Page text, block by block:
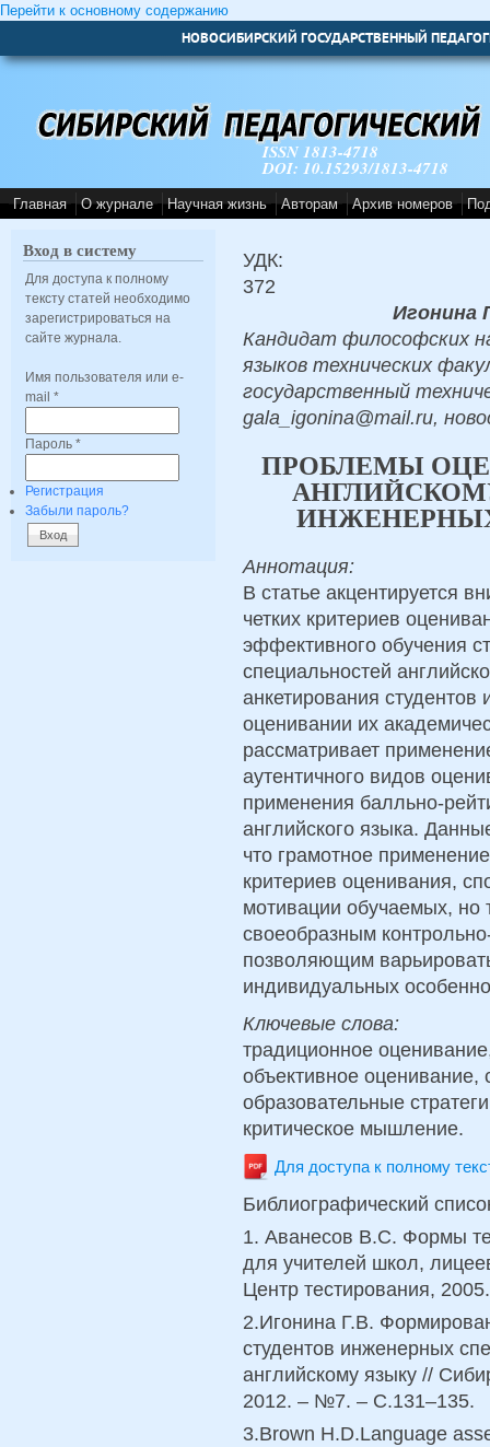
Перейти к основному содержанию
НОВОСИБИРСКИЙ ГОСУДАРСТВЕННЫЙ
ISSN 1813-4718
DOI: 10.15293/1813-4718
Главная О журнале Научная жизнь Авторам Архив номеров
Вход в систему
Для доступа к полному
тексту статей необходимо
зарегистрироваться на
сайте журнала.
Имя пользователя или e-
mail *
Пароль *
Регистрация
Забыли пароль?
УДК:
372
Игонина
Кандидат философских
языков технических
государственный
gala_igonina@mail.ru,
ПРОБЛЕМЫ
Аннотация:
В статье акцентируется
четких критериев
эффективного обучения
специальностей
анкетирования
оценивании их
рассматривает
аутентичного видов
применения балльно-
английского языка.
что грамотное
критериев оценивания,
мотивации обучаемых, но
своеобразным
позволяющим
индивидуальных
Ключевые слова:
традиционное
объективное
образовательные
критическое мышление.
Для доступа к полному
Библиографический
1. Аванесов В.С. Формы
для учителей школ,
Центр тестирования,
2.Игонина Г.В.
студентов инженерных
английскому языку //
2012. – №7. – С.131–135.
3.Brown H.D.Language